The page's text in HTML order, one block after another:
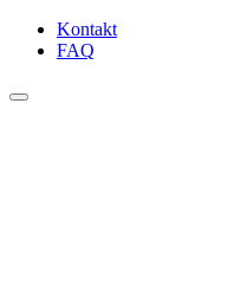
Kontakt
FAQ